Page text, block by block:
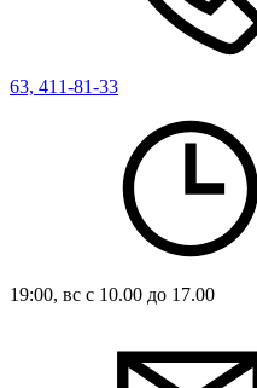
63, 411-81-33
19:00, вс с 10.00 до 17.00